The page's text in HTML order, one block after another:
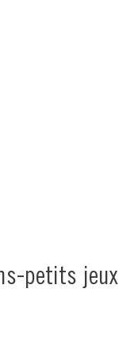
petits jeux